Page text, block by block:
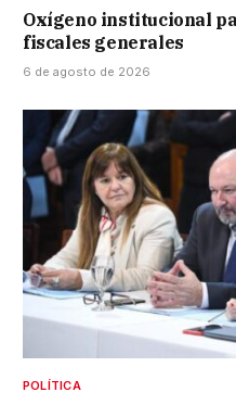
Oxígeno institucional
fiscales generales
6 de agosto de 2026
POLÍTICA